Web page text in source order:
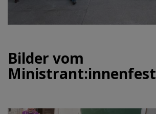
Bilder vom
Ministrant:innenfest